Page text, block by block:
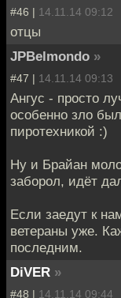
#46 | 14.11.14 09:12
отцы
JPBelmondo »
#47 | 14.11.14 09:13
Ангус - просто
особенно зло
пиротехникой :)
Ну и Брайан
заборол, идёт
Если заедут к
ветераны уже.
последним.
DiVER »
#48 | 14.11.14 09:44